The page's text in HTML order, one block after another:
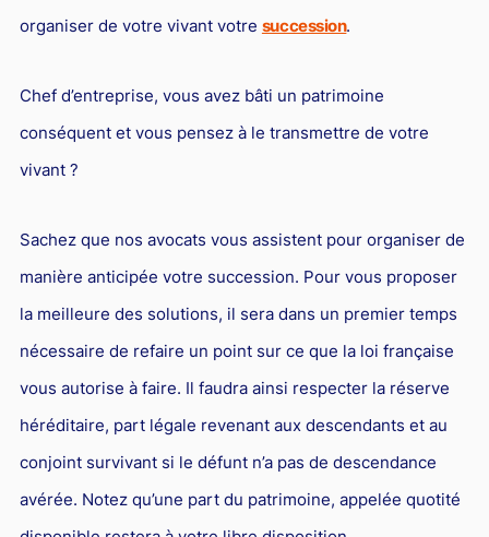
organiser de votre vivant votre succession.
Chef d’entreprise, vous avez bâti un patrimoine
conséquent et vous pensez à le transmettre de votre
vivant ?
Sachez que nos avocats vous assistent pour organiser de
manière anticipée votre succession. Pour vous proposer
la meilleure des solutions, il sera dans un premier temps
nécessaire de refaire un point sur ce que la loi française
vous autorise à faire. Il faudra ainsi respecter la réserve
héréditaire, part légale revenant aux descendants et au
conjoint survivant si le défunt n’a pas de descendance
avérée. Notez qu’une part du patrimoine, appelée quotité